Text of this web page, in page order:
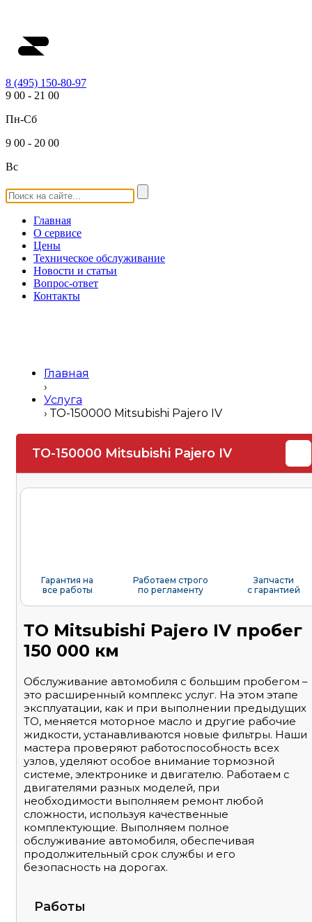
8 (495) 150-80-97
9 00 - 21 00
Пн-Сб
9 00 - 20 00
Вс
Главная
О сервисе
Цены
Техническое обслуживание
Новости и статьи
Вопрос-ответ
Контакты
Главная
›
Услуга
›ТО-150000 Mitsubishi Pajero IV
ТО-150000 Mitsubishi Pajero IV
Гарантия на
все работы
Работаем строго
по регламенту
Запчасти
с гарантией
ТО Mitsubishi Pajero IV пробег
150 000 км
Обслуживание автомобиля с большим пробегом –
это расширенный комплекс услуг. На этом этапе
эксплуатации, как и при выполнении предыдущих
ТО, меняется моторное масло и другие рабочие
жидкости, устанавливаются новые фильтры. Наши
мастера проверяют работоспособность всех
узлов, уделяют особое внимание тормозной
системе, электронике и двигателю. Работаем с
двигателями разных моделей, при
необходимости выполняем ремонт любой
сложности, используя качественные
комплектующие. Выполняем полное
обслуживание автомобиля, обеспечивая
продолжительный срок службы и его
безопасность на дорогах.
Работы